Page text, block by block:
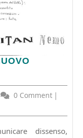
0 Comment |
dissenso,